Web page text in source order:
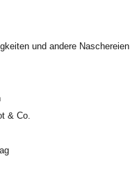
und andere Naschereien
& Co.